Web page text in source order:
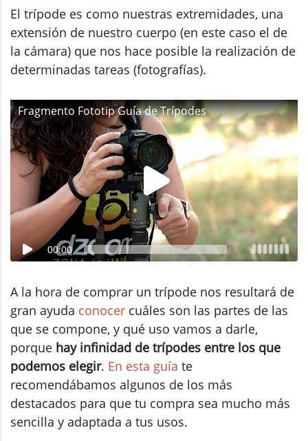
El trípode es como nuestras extremidades, una
extensión de nuestro cuerpo (en este caso el de
la cámara) que nos hace posible la realización de
determinadas tareas (fotografías).
Fragmento Fototip Guía de Trípodes
00:00
A la hora de comprar un trípode nos resultará de
gran ayuda conocer cuáles son las partes de las
que se compone, y qué uso vamos a darle,
porque hay infinidad de trípodes entre los que
podemos elegir. En esta guía te
recomendábamos algunos de los más
destacados para que tu compra sea mucho más
sencilla y adaptada a tus usos.